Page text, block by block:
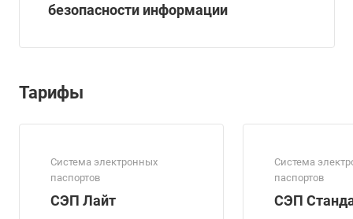
безопасности информации
Тарифы
Система электронных
паспортов
СЭП Лайт
Система
паспортов
СЭП